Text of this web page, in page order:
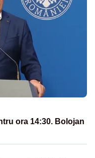
ora 14:30. Bolojan